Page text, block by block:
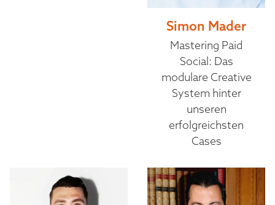
Simon Mader
Mastering Paid
Social: Das
modulare Creative
System hinter
unseren
erfolgreichsten
Cases